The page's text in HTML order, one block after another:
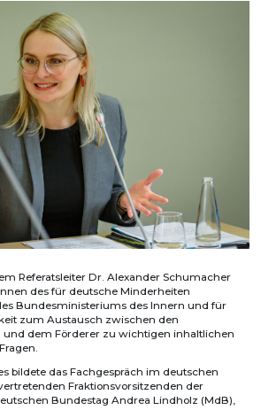
Referatsleiter Dr. Alexander Schumacher
des für deutsche Minderheiten
Bundesministeriums des Innern und für
zum Austausch zwischen den
und dem Förderer zu wichtigen inhaltlichen
bildete das Fachgespräch im deutschen
Fraktionsvorsitzenden der
Bundestag Andrea Lindholz (MdB),